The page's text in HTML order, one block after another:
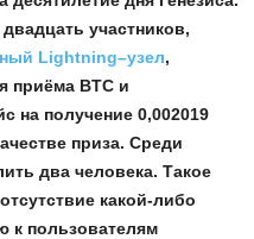
участников,
Lightning–узел,
приёма BTC и
на получение 0,002019
приза. Среди
два человека. Такое
какой-либо
к пользователям